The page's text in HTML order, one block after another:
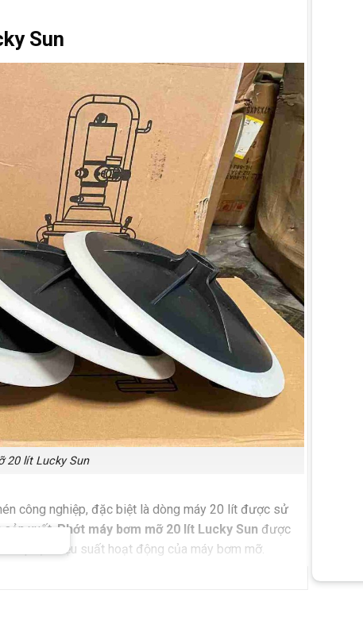
Sun
20 lít Lucky Sun
công nghiệp, đặc biệt là dòng máy 20 lít được sử
xuất. Phớt máy bơm mỡ 20 lít Lucky Sun được
phục hiệu suất hoạt động của máy bơm mỡ.